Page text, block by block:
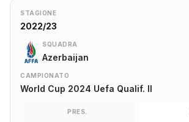
STAGIONE
2022/23
SQUADRA
Azerbaijan
CAMPIONATO
World Cup 2024 Uefa Qualif. II
PRES.